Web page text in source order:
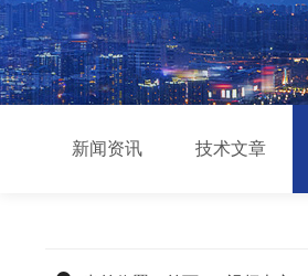
新闻资讯 技术文章